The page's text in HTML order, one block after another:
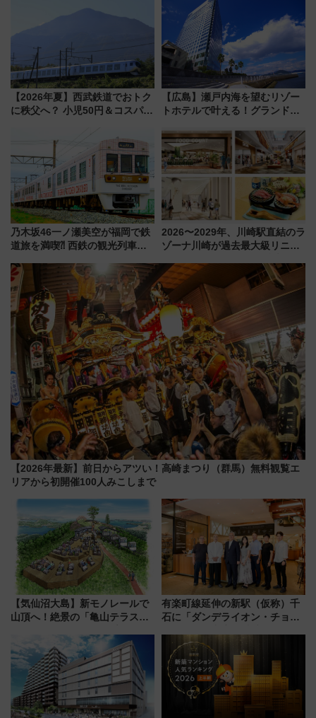
光まとめ（7/28開催）
【2026年夏】西武鉄道でおトク
に秩父へ？ 小児50円＆コスパ最
族旅行！ 深夜の正丸トンネル探
【広島】瀬戸内海を望むリゾー
トホテルで叶える！グランドプ
ディング＆カジュアルパーティ
ープラン
乃木坂46一ノ瀬美空が福岡で鉄
道旅を満喫⁈ 西鉄の観光列車
CHIKUGO」で巡る福岡･太宰
府･柳川の旅！YouTubeが公開
に
2026〜2029年、川崎駅直結のラ
ゾーナ川崎が過去最大級リニュ
「いつから何が変わるか」徹底
解説！
【2026年最新】前日からアツい！高崎まつり（群馬）無料観覧エ
リアから初開催100人みこしまで
【気仙沼大島】新モノレールで
山頂へ！絶景の「亀山テラス
暇村のお得な日帰りプランも登
場
有楽町線延伸の新駅（仮称）千
石に「ダンデライオン・チョコ
1億円出資で挑む新時代のまちづ
くりとは？